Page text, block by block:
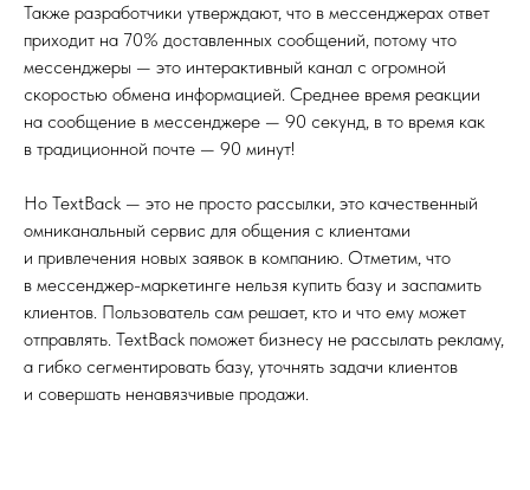
Также разработчики утверждают, что в мессенджерах ответ
приходит на 70% доставленных сообщений, потому что
мессенджеры — это интерактивный канал с огромной
скоростью обмена информацией. Среднее время реакции
на сообщение в мессенджере — 90 секунд, в то время как
в традиционной почте — 90 минут!
Но TextBack — это не просто рассылки, это качественный
омниканальный сервис для общения с клиентами
и привлечения новых заявок в компанию. Отметим, что
в мессенджер-маркетинге нельзя купить базу и заспамить
клиентов. Пользователь сам решает, кто и что ему может
отправлять. TextBack поможет бизнесу не рассылать рекламу,
а гибко сегментировать базу, уточнять задачи клиентов
и совершать ненавязчивые продажи.